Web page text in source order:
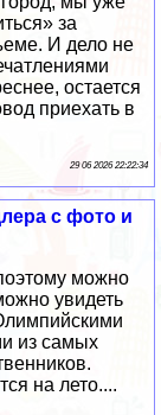
за
И дело не
остается
приехать в
29 06 2026 22:22:34
с фото и
можно
увидеть
из самых
на лето....